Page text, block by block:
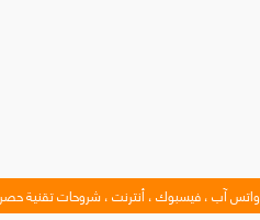
واتس آب ، فيسبوك ، أنترنت ، شروحات تقنية